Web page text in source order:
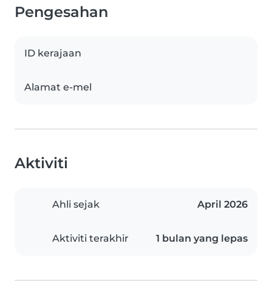
Pengesahan
ID kerajaan
Alamat e-mel
Aktiviti
Ahli sejak April 2026
Aktiviti terakhir 1 bulan yang lepas